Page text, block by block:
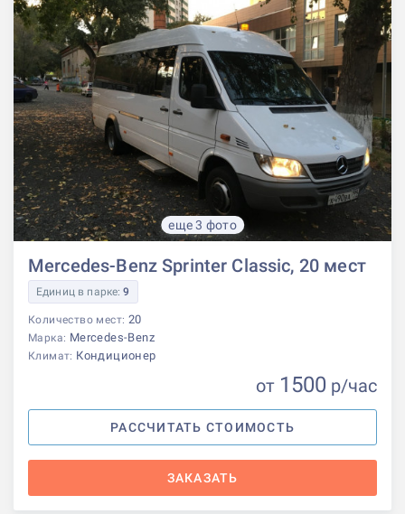
еще 3 фото
Mercedes-Benz Sprinter Classic, 20 мест
Единиц в парке:9
Количество мест: 20
Марка: Mercedes-Benz
Климат: Кондиционер
от 1500 р/час
РАССЧИТАТЬ СТОИМОСТЬ
ЗАКАЗАТЬ